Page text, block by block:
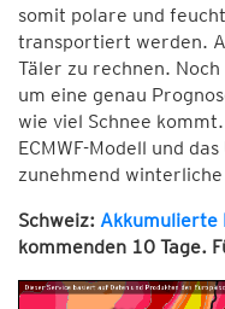
somit polare und
transportiert werden.
Täler zu rechnen.
um eine genau
wie viel Schnee
ECMWF-Modell und
zunehmend
Schweiz: Akkumulierte
kommenden 10 Tage.